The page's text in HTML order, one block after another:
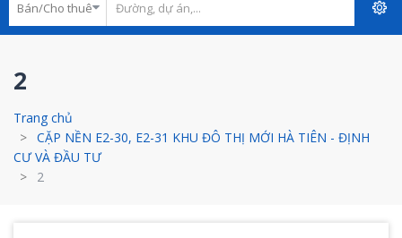
2
Trang chủ
CẶP NỀN E2-30, E2-31 KHU ĐÔ THỊ MỚI HÀ TIÊN - ĐỊNH
CƯ VÀ ĐẦU TƯ
2